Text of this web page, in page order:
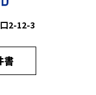
2-12-3
書